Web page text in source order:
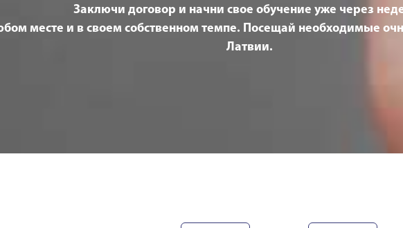
Заключи договор и начни свое обучение уже через
месте и в своем собственном темпе. Посещай необходимые
Латвии.